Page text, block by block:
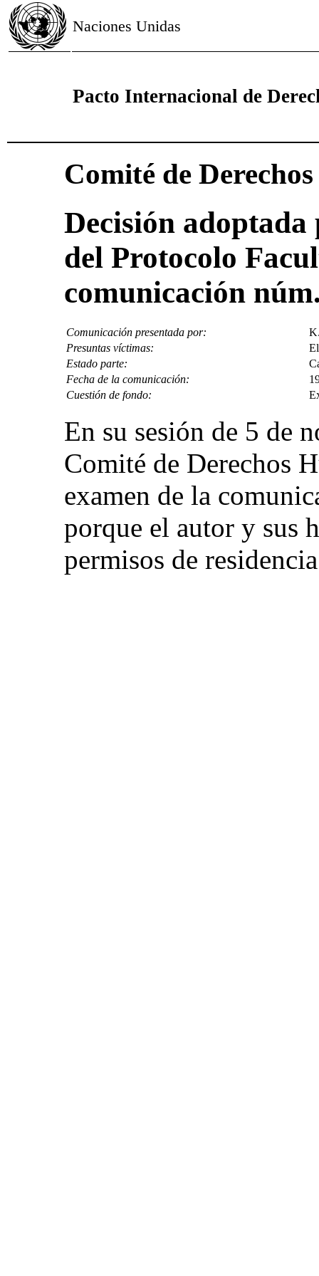
Naciones Unidas
Pacto Internacional de
Comité de
Decisión
del Protocolo
comunicación
Comunicación presentada por:
Presuntas víctimas:
Estado parte:
Fecha de la comunicación:
Cuestión de fondo:
En su sesión de 5 de
Comité de Derechos
examen de la
porque el autor y sus
permisos de